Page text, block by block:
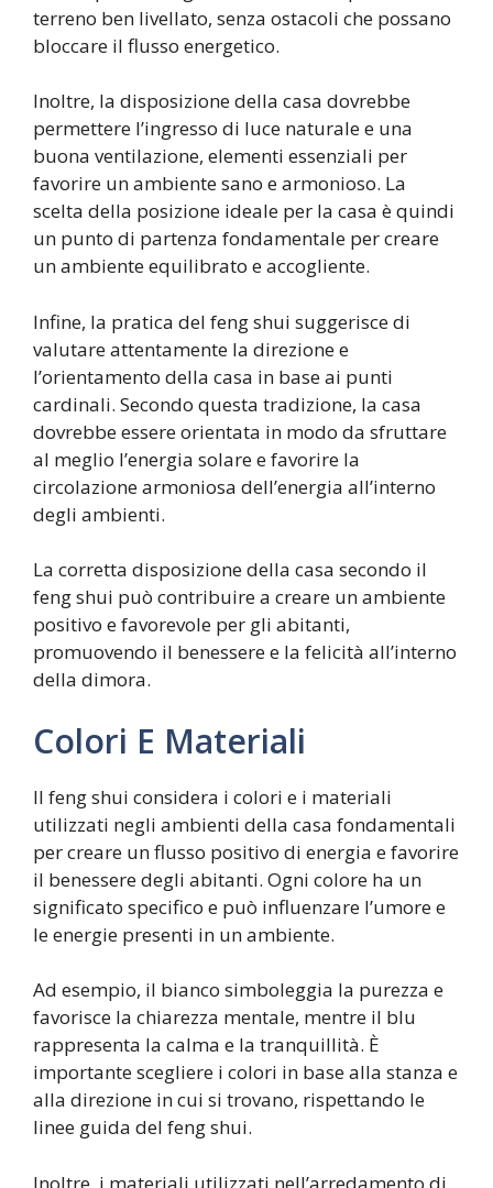
terreno ben livellato, senza ostacoli che possano
bloccare il flusso energetico.
Inoltre, la disposizione della casa dovrebbe
permettere l’ingresso di luce naturale e una
buona ventilazione, elementi essenziali per
favorire un ambiente sano e armonioso. La
scelta della posizione ideale per la casa è quindi
un punto di partenza fondamentale per creare
un ambiente equilibrato e accogliente.
Infine, la pratica del feng shui suggerisce di
valutare attentamente la direzione e
l’orientamento della casa in base ai punti
cardinali. Secondo questa tradizione, la casa
dovrebbe essere orientata in modo da sfruttare
al meglio l’energia solare e favorire la
circolazione armoniosa dell’energia all’interno
degli ambienti.
La corretta disposizione della casa secondo il
feng shui può contribuire a creare un ambiente
positivo e favorevole per gli abitanti,
promuovendo il benessere e la felicità all’interno
della dimora.
Colori E Materiali
Il feng shui considera i colori e i materiali
utilizzati negli ambienti della casa fondamentali
per creare un flusso positivo di energia e favorire
il benessere degli abitanti. Ogni colore ha un
significato specifico e può influenzare l’umore e
le energie presenti in un ambiente.
Ad esempio, il bianco simboleggia la purezza e
favorisce la chiarezza mentale, mentre il blu
rappresenta la calma e la tranquillità. È
importante scegliere i colori in base alla stanza e
alla direzione in cui si trovano, rispettando le
linee guida del feng shui.
Inoltre, i materiali utilizzati nell’arredamento di